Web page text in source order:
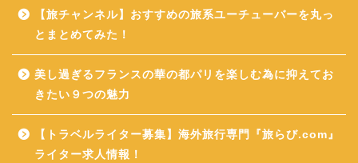
【旅チャンネル】おすすめの旅系ユーチューバーを丸っ
とまとめてみた！
美し過ぎるフランスの華の都パリを楽しむ為に抑えてお
きたい９つの魅力
【トラベルライター募集】海外旅行専門『旅らび.com』
ライター求人情報！